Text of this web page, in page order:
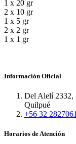
1 x 20 gr
2 x 10 gr
1 x 5 gr
2 x 2 gr
1 x 1 gr
Información Oficial
Del Alelí 2332,
Quilpué
+56 32 2827061
Horarios de Atención